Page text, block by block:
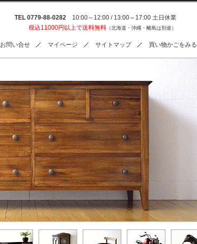
TEL 0779-88-0282 10:00～12:00 / 13:00～17:00 土日休業
税込11000円以上で送料無料 （北海道・沖縄・離島は別途）
お問い合せ マイページ サイトマップ 買い物かごをみる